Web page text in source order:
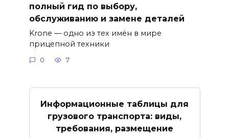
полный гид по выбору,
обслуживанию и замене деталей
Krone — одно из тех имён в мире
прицепной техники
0 7
Информационные таблицы для
грузового транспорта: виды,
требования, размещение